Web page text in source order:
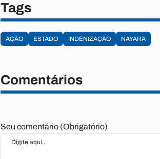
Tags
AÇÃO ESTADO INDENIZAÇÃO NAYARA
Comentários
Seu comentário (Obrigatório)